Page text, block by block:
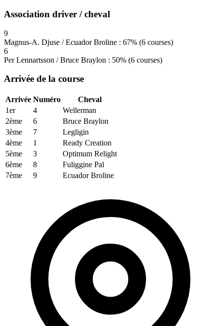
Association driver / cheval
9
Magnus-A. Djuse / Ecuador Broline : 67% (6 courses)
6
Per Lennartsson / Bruce Braylon : 50% (6 courses)
Arrivée de la course
Arrivée Numéro
Cheval
1er
4
Wellerman
2ème
6
Bruce Braylon
3ème
7
Legligin
4ème
1
Ready Creation
5ème
3
Optimum Relight
6ème
8
Fuliggine Pal
7ème
9 Ecuador Broline